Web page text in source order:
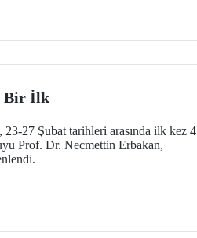
Bir İlk
27 Şubat tarihleri arasında ilk kez 4
Prof. Dr. Necmettin Erbakan,